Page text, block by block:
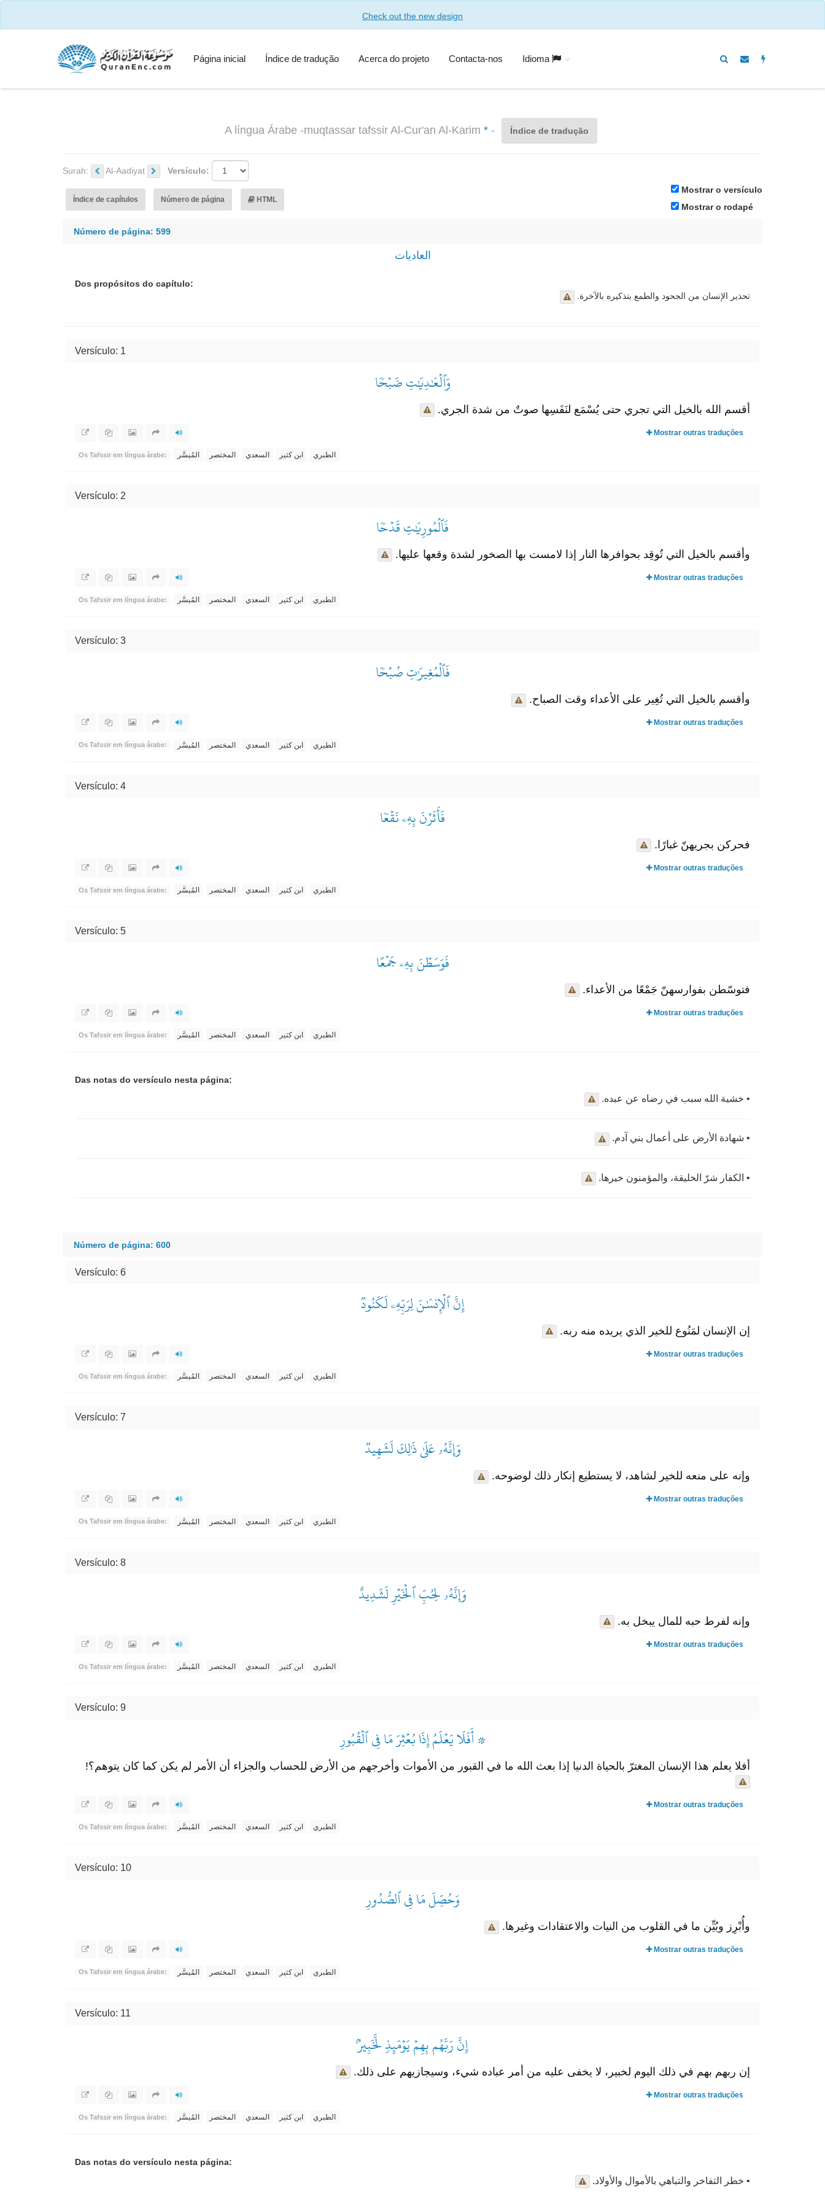
Check out the new design
Página inicial Índice de tradução Acerca do projeto Contacta-nos Idioma
A língua Árabe -muqtassar tafssir Al-Cur'an Al-Karim *- Índice de tradução
Surah: Al-Aadiyat Versículo:
Índice de capítulos Número de página HTML
Mostrar o versículo
Mostrar o rodapé
Número de página: 599
العاديات
Dos propósitos do capítulo:
تحذير الإنسان من الجحود والطمع بتذكيره بالآخرة.
Versículo: 1
وَٱلۡعَٰدِيَٰتِ ضَبۡحٗا
أقسم الله بالخيل التي تجري حتى يُسْمَع لنَفَسِها صوتٌ من شدة الجري.
Mostrar outras traduções
Os Tafssir em língua árabe: المُيسَّر المختصر السعدي ابن كثير الطبري
Versículo: 2
فَٱلۡمُورِيَٰتِ قَدۡحٗا
وأقسم بالخيل التي تُوقِد بحوافرها النار إذا لامست بها الصخور لشدة وقعها عليها.
Mostrar outras traduções
Os Tafssir em língua árabe: المُيسَّر المختصر السعدي ابن كثير الطبري
Versículo: 3
فَٱلۡمُغِيرَٰتِ صُبۡحٗا
وأقسم بالخيل التي تُغِير على الأعداء وقت الصباح.
Mostrar outras traduções
Os Tafssir em língua árabe: المُيسَّر المختصر السعدي ابن كثير الطبري
Versículo: 4
فَأَثَرۡنَ بِهِۦ نَقۡعٗا
فحركن بجريهنّ غبارًا.
Mostrar outras traduções
Os Tafssir em língua árabe: المُيسَّر المختصر السعدي ابن كثير الطبري
Versículo: 5
فَوَسَطۡنَ بِهِۦ جَمۡعًا
فتوسّطن بفوارسهنّ جَمْعًا من الأعداء.
Mostrar outras traduções
Os Tafssir em língua árabe: المُيسَّر المختصر السعدي ابن كثير الطبري
Das notas do versículo nesta página:
• خشية الله سبب في رضاه عن عبده.
• شهادة الأرض على أعمال بني آدم.
• الكفار شرّ الخليقة، والمؤمنون خيرها.
Número de página: 600
Versículo: 6
إِنَّ ٱلۡإِنسَٰنَ لِرَبِّهِۦ لَكَنُودٞ
إن الإنسان لمَنُوع للخير الذي يريده منه ربه.
Mostrar outras traduções
Os Tafssir em língua árabe: المُيسَّر المختصر السعدي ابن كثير الطبري
Versículo: 7
وَإِنَّهُۥ عَلَىٰ ذَٰلِكَ لَشَهِيدٞ
وإنه على منعه للخير لشاهد، لا يستطيع إنكار ذلك لوضوحه.
Mostrar outras traduções
Os Tafssir em língua árabe: المُيسَّر المختصر السعدي ابن كثير الطبري
Versículo: 8
وَإِنَّهُۥ لِحُبِّ ٱلۡخَيۡرِ لَشَدِيدٌ
وإنه لفرط حبه للمال يبخل به.
Mostrar outras traduções
Os Tafssir em língua árabe: المُيسَّر المختصر السعدي ابن كثير الطبري
Versículo: 9
۞ أَفَلَا يَعۡلَمُ إِذَا بُعۡثِرَ مَا فِي ٱلۡقُبُورِ
أفلا يعلم هذا الإنسان المغترّ بالحياة الدنيا إذا بعث الله ما في القبور من الأموات وأخرجهم من الأرض للحساب والجزاء أن الأمر لم يكن كما كان يتوهم؟!
Mostrar outras traduções
Os Tafssir em língua árabe: المُيسَّر المختصر السعدي ابن كثير الطبري
Versículo: 10
وَحُصِّلَ مَا فِي ٱلصُّدُورِ
وأُبْرِز وبُيِّن ما في القلوب من النيات والاعتقادات وغيرها.
Mostrar outras traduções
Os Tafssir em língua árabe: المُيسَّر المختصر السعدي ابن كثير الطبري
Versículo: 11
إِنَّ رَبَّهُم بِهِمۡ يَوۡمَئِذٖ لَّخَبِيرُۢ
إن ربهم بهم في ذلك اليوم لخبير، لا يخفى عليه من أمر عباده شيء، وسيجازيهم على ذلك.
Mostrar outras traduções
Os Tafssir em língua árabe: المُيسَّر المختصر السعدي ابن كثير الطبري
Das notas do versículo nesta página:
• خطر التفاخر والتباهي بالأموال والأولاد.